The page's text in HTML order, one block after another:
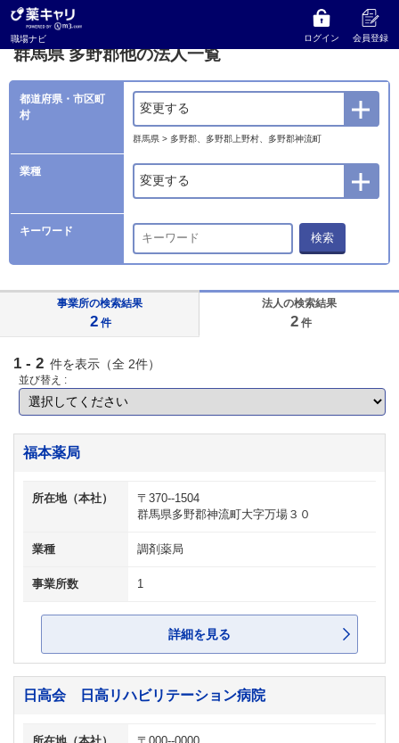
職場ナビ ログイン 会員登録
薬キャリ 職場ナビ 多野郡他の法人一覧
群馬県 多野郡他の法人一覧
都道府県・市区町
村
変更する
群馬県 > 多野郡、多野郡上野村、多野郡神流町
業種
変更する
キーワード 検索
事業所の検索結果
2 件
法人の検索結果
2 件
1 - 2 件を表示（全 2件）
並び替え :
福本薬局
所在地（本社）
〒370--1504
群馬県多野郡神流町大字万場３０
業種 調剤薬局
事業所数 1
詳細を見る
日高会 日高リハビリテーション病院